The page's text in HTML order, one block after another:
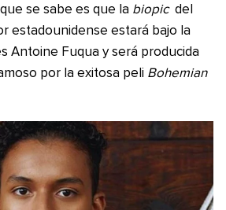
se sabe es que la biopic del
estadounidense estará bajo la
Antoine Fuqua y será producida
por la exitosa peli Bohemian